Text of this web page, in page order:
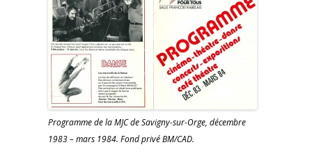
Programme de la MJC de Savigny-sur-Orge, décembre
1983 – mars 1984. Fond privé BM/CAD.